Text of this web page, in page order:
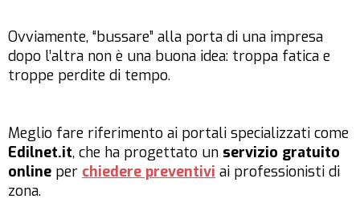
Ovviamente, “bussare” alla porta di una impresa
dopo l’altra non è una buona idea: troppa fatica e
troppe perdite di tempo.
Meglio fare riferimento ai portali specializzati come
Edilnet.it, che ha progettato un servizio gratuito
online per chiedere preventivi ai professionisti di
zona.